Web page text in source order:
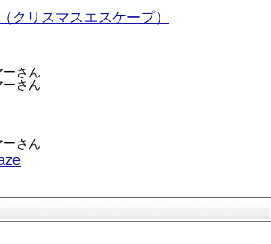
クリスマスエスケープ）
ーさん
ーさん
ーさん